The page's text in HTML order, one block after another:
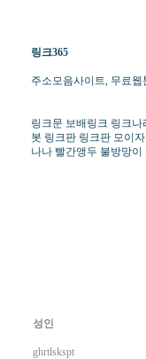
링크365
주소모음사이트, 무료
링크문 보배링크 링크
봇 링크판 링크판 모이
나나 빨간앵두 불방망
성인
ghrtlskspt